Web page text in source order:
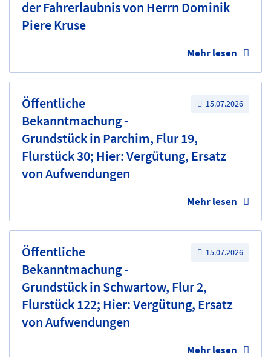
der Fahrerlaubnis von Herrn Dominik
Piere Kruse
Mehr lesen
15.07.2026
Öffentliche
Bekanntmachung -
Grundstück in Parchim, Flur 19,
Flurstück 30; Hier: Vergütung, Ersatz
von Aufwendungen
Mehr lesen
15.07.2026
Öffentliche
Bekanntmachung -
Grundstück in Schwartow, Flur 2,
Flurstück 122; Hier: Vergütung, Ersatz
von Aufwendungen
Mehr lesen